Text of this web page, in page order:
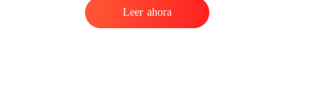
Leer ahora